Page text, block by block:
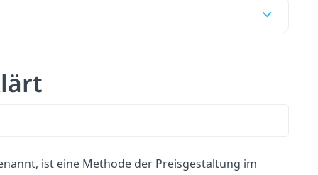
ist eine Methode der Preisgestaltung im